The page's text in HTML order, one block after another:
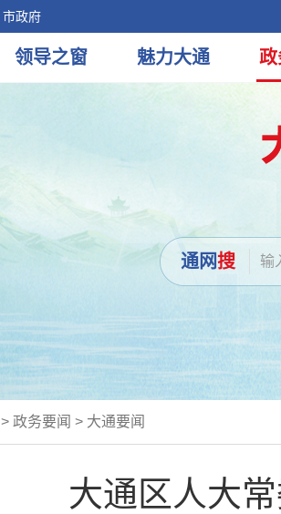
市政府
领导之窗 魅力大通 政
通网搜
> 政务要闻 > 大通要闻
大通区人大